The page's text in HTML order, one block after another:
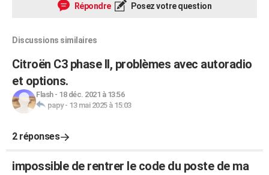
Répondre Posez votre question
Discussions similaires
Citroën C3 phase II, problèmes avec autoradio
et options.
Flash- 18 déc. 2021 à 13:56
papy- 13 mai 2025 à 15:03
2 réponses
impossible de rentrer le code du poste de ma